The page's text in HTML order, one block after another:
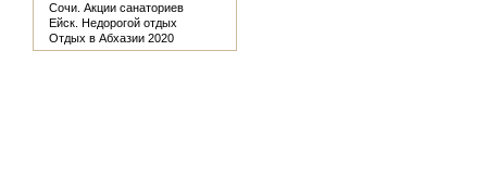
Сочи. Акции санаториев
Ейск. Недорогой отдых
Отдых в Абхазии 2020